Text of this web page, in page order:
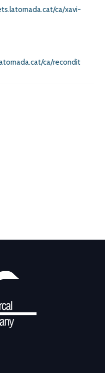
ca/xavi-
ca/recondit